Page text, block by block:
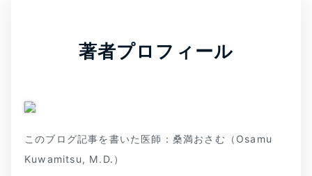
著者プロフィール
このブログ記事を書いた医師：桑満おさむ（Osamu
Kuwamitsu, M.D.）